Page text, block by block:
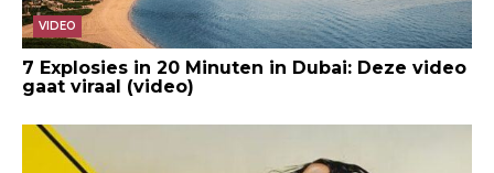
VIDEO
7 Explosies in 20 Minuten in Dubai: Deze video
gaat viraal (video)